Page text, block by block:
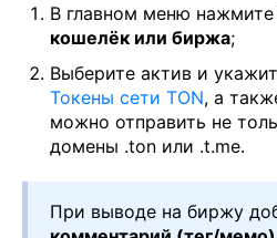
В главном меню нажмите
кошелёк или биржа;
Выберите актив и
Токены сети TON, а
можно отправить не
домены .ton или .t.me.
При выводе на биржу